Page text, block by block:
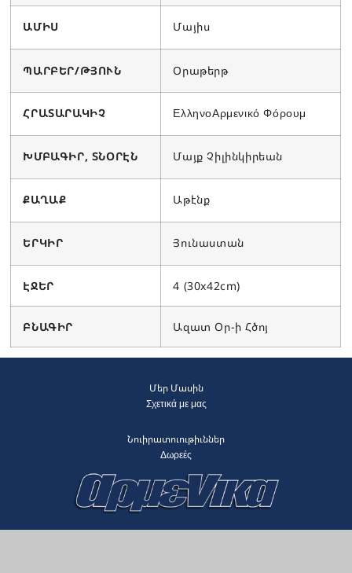
ԱՄԻՍ Մայիս
ՊԱՐԲԵՐ/ԹՅՈՒՆ Օրաթերթ
ՀՐԱՏԱՐԱԿԻՉ ΕλληνοΑρμενικό Φόρουμ
ԽՄԲԱԳԻՐ, ՏՆՕՐԷՆ Մայք Չիլինկիրեան
ՔԱՂԱՔ Աթէնք
ԵՐԿԻՐ Յունաստան
ԷՋԵՐ 4 (30x42cm)
ԲՆԱԳԻՐ Ազատ Օր-ի Հծոյ
Մեր Մասին
Σχετικά με μας
Նուիրատուութիւններ
Δωρεές